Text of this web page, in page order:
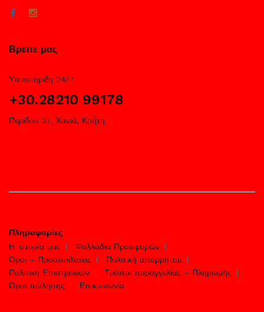
Βρείτε μας
Υποστήριξη 24/7
+30.28210 99178
Περίδου 37, Χανιά, Κρήτη
Πληροφορίες
Η ιστορία μας
Φυλλάδια Προσφορών
Όροι – Προϋποθέσεις
Πολιτική απορρήτου
Πολιτική Επιστροφών
Τρόποι παραγγελίας – Πληρωμής
Όροι πώλησης
Επικοινωνία